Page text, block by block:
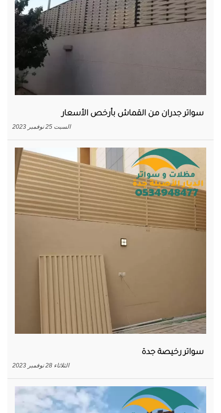
سواتر جدران من القماش بأرخص الأسعار
السبت 25 نوفمبر 2023
سواتر رخيصة جدة
الثلاثاء 28 نوفمبر 2023